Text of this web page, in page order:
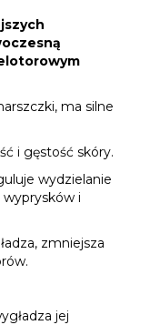
ma silne
i gęstość skóry.
wydzielanie
i
zmniejsza
jej